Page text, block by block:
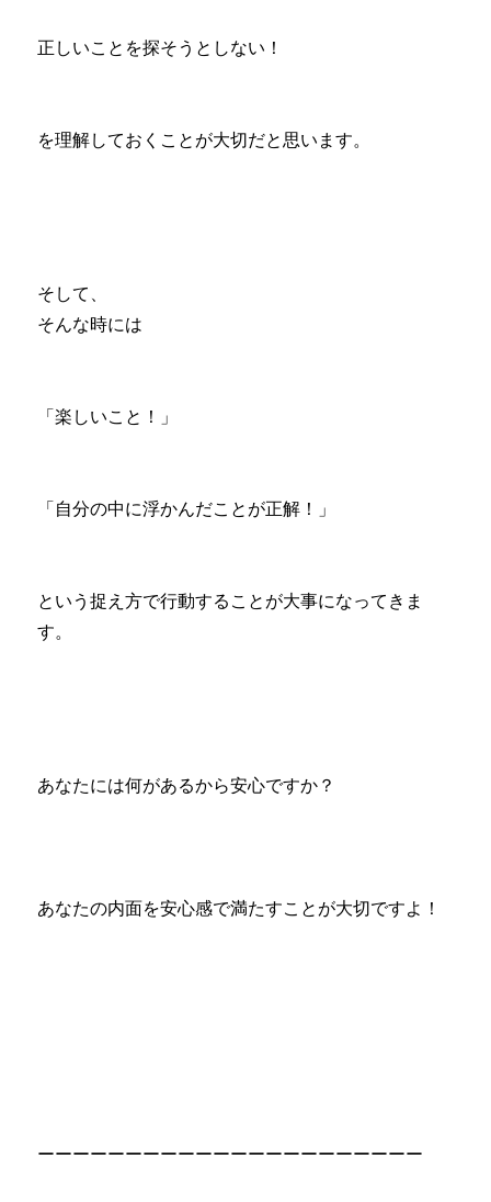
正しいことを探そうとしない！
を理解しておくことが大切だと思います。
そして、
そんな時には
「楽しいこと！」
「自分の中に浮かんだことが正解！」
という捉え方で行動することが大事になってきま
す。
あなたには何があるから安心ですか？
あなたの内面を安心感で満たすことが大切ですよ！
ーーーーーーーーーーーーーーーーーーーーーー